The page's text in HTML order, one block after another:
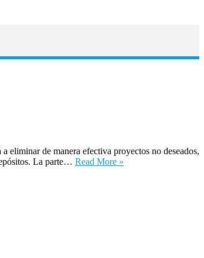
de manera efectiva proyectos no deseados,
La parte… Read More »